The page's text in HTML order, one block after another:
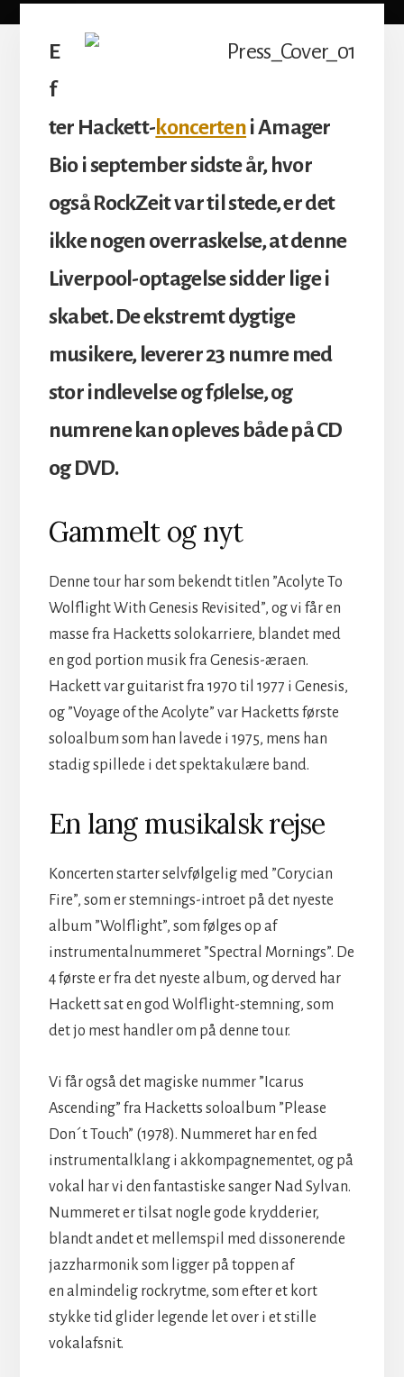
E
f
ter Hackett-koncerteni Amager
Bio i september sidste år, hvor
også RockZeit var til stede, er det
ikke nogen overraskelse, at denne
Liverpool-optagelse sidder lige i
skabet. De ekstremt dygtige
musikere, leverer 23 numre med
stor indlevelse og følelse, og
numrene kan opleves både på CD
og DVD.
Gammelt og nyt
Denne tour har som bekendt titlen ”Acolyte To
Wolflight With Genesis Revisited”, og vi får en
masse fra Hacketts solokarriere, blandet med
en god portion musik fra Genesis-æraen.
Hackett var guitarist fra 1970 til 1977 i Genesis,
og ”Voyage of the Acolyte” var Hacketts første
soloalbum som han lavede i 1975, mens han
stadig spillede i det spektakulære band.
En lang musikalsk rejse
Koncerten starter selvfølgelig med ”Corycian
Fire”, som er stemnings-introet på det nyeste
album ”Wolflight”, som følges op af
instrumentalnummeret ”Spectral Mornings”. De
4 første er fra det nyeste album, og derved har
Hackett sat en god Wolflight-stemning, som
det jo mest handler om på denne tour.
Vi får også det magiske nummer ”Icarus
Ascending” fra Hacketts soloalbum ”Please
Don´t Touch” (1978). Nummeret har en fed
instrumentalklang i akkompagnementet, og på
vokal har vi den fantastiske sanger Nad Sylvan.
Nummeret er tilsat nogle gode krydderier,
blandt andet et mellemspil med dissonerende
jazzharmonik som ligger på toppen af
en almindelig rockrytme, som efter et kort
stykke tid glider legende let over i et stille
vokalafsnit.